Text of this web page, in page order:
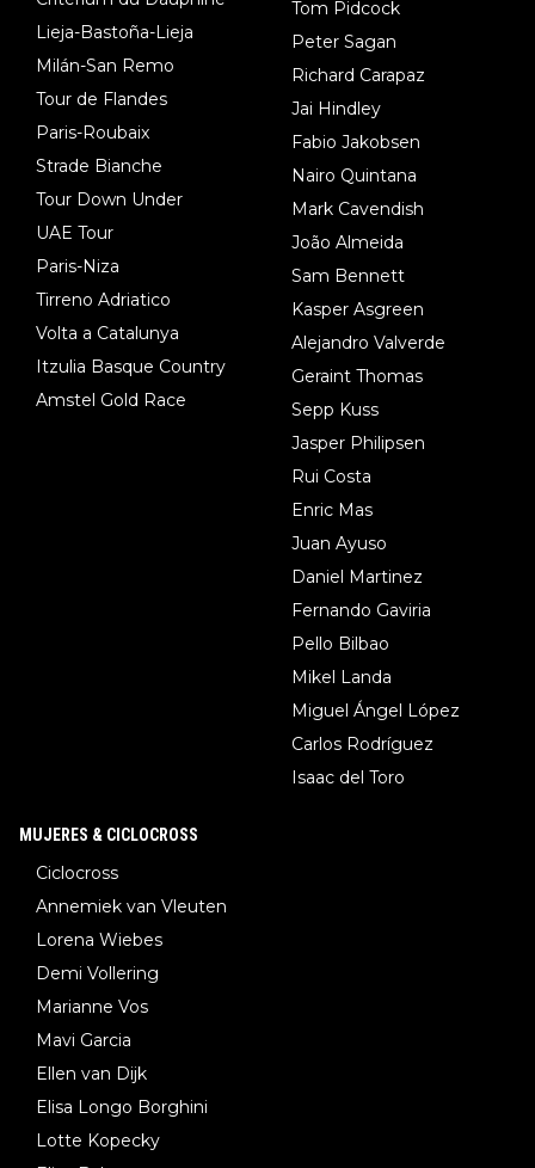
Lieja-Bastoña-Lieja
Milán-San Remo
Tour de Flandes
Paris-Roubaix
Strade Bianche
Tour Down Under
UAE Tour
Paris-Niza
Tirreno Adriatico
Volta a Catalunya
Itzulia Basque Country
Amstel Gold Race
Tom Pidcock
Peter Sagan
Richard Carapaz
Jai Hindley
Fabio Jakobsen
Nairo Quintana
Mark Cavendish
João Almeida
Sam Bennett
Kasper Asgreen
Alejandro Valverde
Geraint Thomas
Sepp Kuss
Jasper Philipsen
Rui Costa
Enric Mas
Juan Ayuso
Daniel Martinez
Fernando Gaviria
Pello Bilbao
Mikel Landa
Miguel Ángel López
Carlos Rodríguez
Isaac del Toro
MUJERES & CICLOCROSS
Ciclocross
Annemiek van Vleuten
Lorena Wiebes
Demi Vollering
Marianne Vos
Mavi Garcia
Ellen van Dijk
Elisa Longo Borghini
Lotte Kopecky